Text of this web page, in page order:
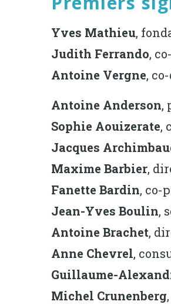
Yves Mathieu,
Judith Ferrando,
Antoine Vergne,
Antoine Anderson,
Sophie Aouizerate,
Jacques
Maxime Barbier,
Fanette Bardin, co-
Jean-Yves Boulin,
Antoine Brachet,
Anne Chevrel,
Guillaume-
Michel Crunenberg